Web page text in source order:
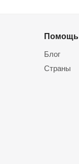
Помощь
Блог
Страны